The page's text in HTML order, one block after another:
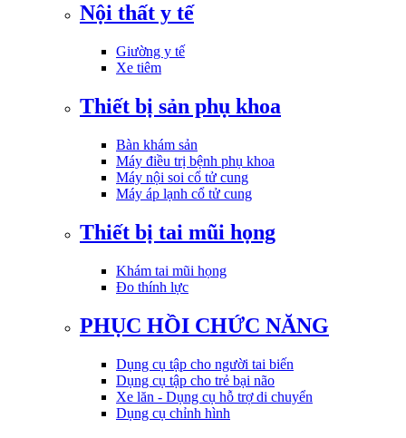
Nội thất y tế
Giường y tế
Xe tiêm
Thiết bị sản phụ khoa
Bàn khám sản
Máy điều trị bệnh phụ khoa
Máy nội soi cổ tử cung
Máy áp lạnh cổ tử cung
Thiết bị tai mũi họng
Khám tai mũi họng
Đo thính lực
PHỤC HỒI CHỨC NĂNG
Dụng cụ tập cho người tai biến
Dụng cụ tập cho trẻ bại não
Xe lăn - Dụng cụ hỗ trợ di chuyển
Dụng cụ chỉnh hình